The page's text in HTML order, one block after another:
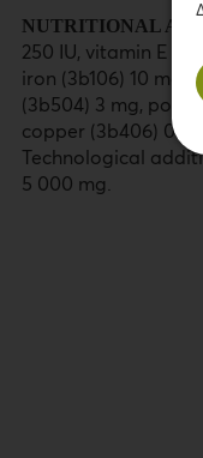
NUTRITIONAL
250 IU, vitamin E
iron (3b106) 10 mg,
(3b504) 3 mg,
copper (3b406) 0.5
Technological
5 000 mg.